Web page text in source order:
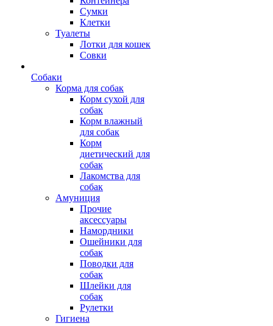
Сумки
Клетки
Туалеты
Лотки для кошек
Совки
Собаки
Корма для собак
Корм сухой для
собак
Корм влажный
для собак
Корм
диетический для
собак
Лакомства для
собак
Амуниция
Прочие
аксессуары
Намордники
Ошейники для
собак
Поводки для
собак
Шлейки для
собак
Рулетки
Гигиена